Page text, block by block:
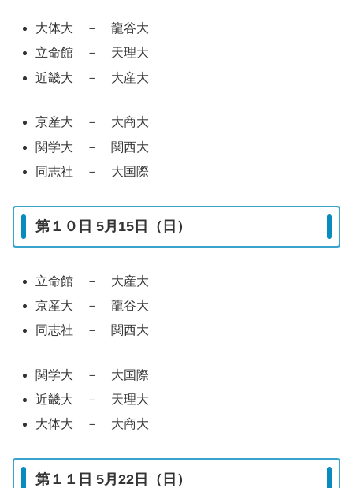
大体大 － 龍谷大
立命館 － 天理大
近畿大 － 大産大
京産大 － 大商大
関学大 － 関西大
同志社 － 大国際
第１０日 5月15日（日）
立命館 － 大産大
京産大 － 龍谷大
同志社 － 関西大
関学大 － 大国際
近畿大 － 天理大
大体大 － 大商大
第１１日 5月22日（日）